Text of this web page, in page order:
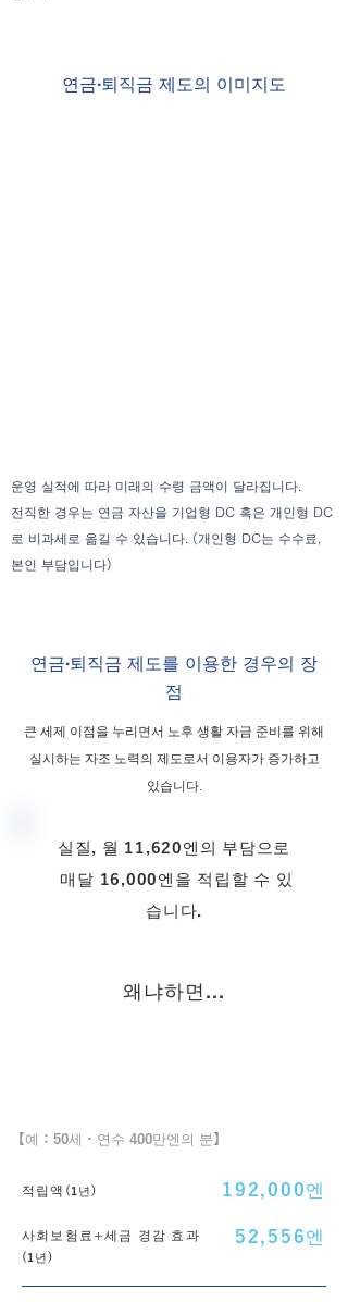
연금·퇴직금 제도의 이미지도
운영 실적에 따라 미래의 수령 금액이 달라집니다.
전직한 경우는 연금 자산을 기업형 DC 혹은 개인형 DC
로 비과세로 옮길 수 있습니다. (개인형 DC는 수수료,
본인 부담입니다)
연금·퇴직금 제도를 이용한 경우의 장
점
큰 세제 이점을 누리면서 노후 생활 자금 준비를 위해
실시하는 자조 노력의 제도로서 이용자가 증가하고
있습니다.
실질, 월 11,620엔의 부담으로
​ 매달 16,000엔을 적립할 수 있
습니다.
왜냐하면...
【예：50세・연수 400만엔의 분】
적립액 ​(1년) 192,000엔
사회보험료+세금 경감 효과
(1년)
52,556엔